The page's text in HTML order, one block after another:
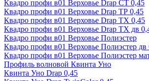
Квадро профи в01 Верховье Drap СТ 0,45
Квадро профи в01 Верховье Drap ТР 0,45
Квадро профи в01 Верховье Drap ТХ 0,45
Квадро профи в01 Верховье Drap ТХ дв
Квадро профи в01 Верховье Полиэстер
Квадро профи в01 Верховье Полиэстер дв
Квадро профи в01 Верховье Полиэстер
Профиль волновой Квинта Уно
Квинта Уно Drap 0,45